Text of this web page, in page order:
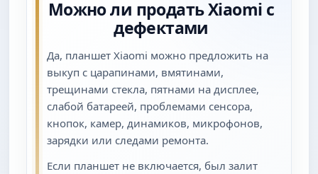
Можно ли продать Xiaomi с
дефектами
Да, планшет Xiaomi можно предложить на
выкуп с царапинами, вмятинами,
трещинами стекла, пятнами на дисплее,
слабой батареей, проблемами сенсора,
кнопок, камер, динамиков, микрофонов,
зарядки или следами ремонта.
Если планшет не включается, был залит